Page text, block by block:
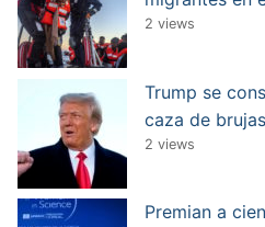
2 views
Trump se
caza de brujas
2 views
Premian a